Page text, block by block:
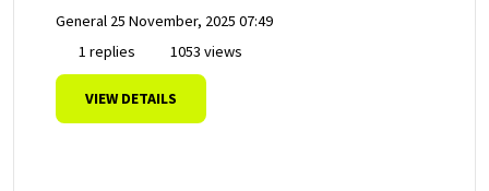
General 25 November, 2025 07:49
1 replies
1053 views
VIEW DETAILS